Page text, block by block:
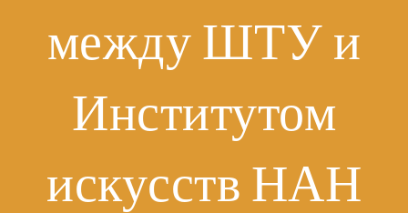
между ШТУ и
Институтом
искусств НАН